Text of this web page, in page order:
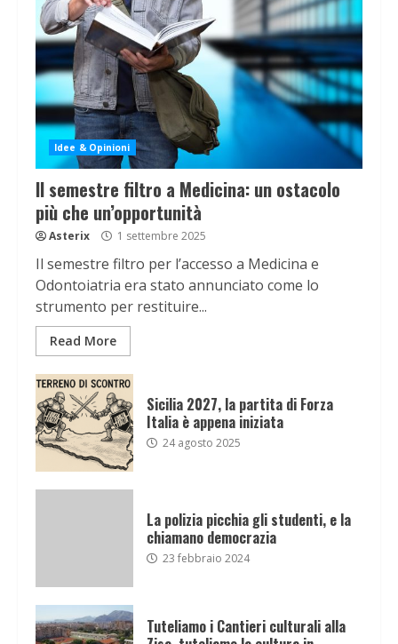
Idee & Opinioni
Il semestre filtro a Medicina: un ostacolo
più che un’opportunità
Asterix 1 settembre 2025
Il semestre filtro per l’accesso a Medicina e
Odontoiatria era stato annunciato come lo
strumento per restituire...
Read More
Sicilia 2027, la partita di Forza
Italia è appena iniziata
24 agosto 2025
La polizia picchia gli studenti, e la
chiamano democrazia
23 febbraio 2024
Tuteliamo i Cantieri culturali alla